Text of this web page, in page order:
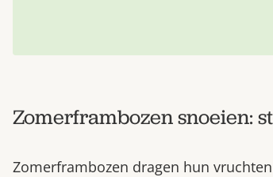
Zomerframbozen snoeien:
Zomerframbozen dragen hun